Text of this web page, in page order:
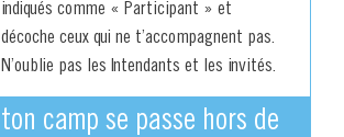
indiqués comme « Participant » et
décoche ceux qui ne t’accompagnent pas.
N’oublie pas les Intendants et les invités.
camp se passe hors de